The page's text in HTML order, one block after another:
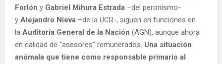
Forlón y Gabriel Mihura Estrada –del peronismo-
y Alejandro Nieva –de la UCR-, siguen en funciones en
la Auditoría General de la Nación (AGN), aunque ahora
en calidad de “asesores” remunerados. Una situación
anómala que tiene como responsable primario al